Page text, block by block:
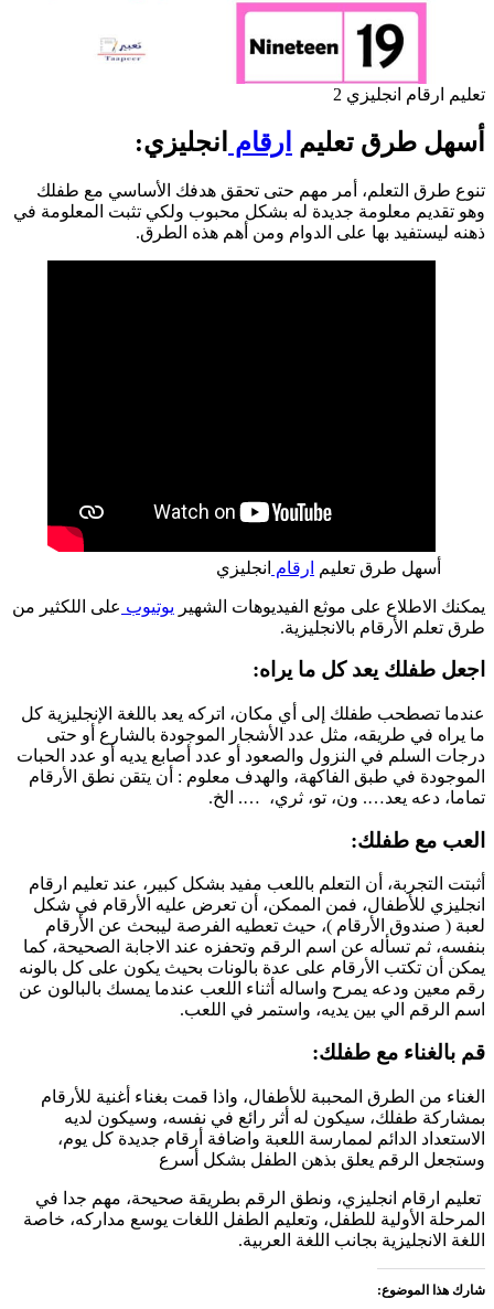
تعليم ارقام انجليزي 2
أسهل طرق تعليم ارقام انجليزي:
تنوع طرق التعلم، أمر مهم حتى تحقق هدفك الأساسي مع طفلك
وهو تقديم معلومة جديدة له بشكل محبوب ولكي تثبت المعلومة في
ذهنه ليستفيد بها على الدوام ومن أهم هذه الطرق.
أسهل طرق تعليم ارقام انجليزي
يمكنك الاطلاع على موثع الفيديوهات الشهير يوتيوب على اللكثير من
طرق تعلم الأرقام بالانجليزية.
اجعل طفلك يعد كل ما يراه:
عندما تصطحب طفلك إلى أي مكان، اتركه يعد باللغة الإنجليزية كل
ما يراه في طريقه، مثل عدد الأشجار الموجودة بالشارع أو حتى
درجات السلم في النزول والصعود أو عدد أصابع يديه أو عدد الحبات
الموجودة في طبق الفاكهة، والهدف معلوم : أن يتقن نطق الأرقام
تماما، دعه يعد…. ون، تو، ثري، …. الخ.
العب مع طفلك:
أثبتت التجربة، أن التعلم باللعب مفيد بشكل كبير، عند تعليم ارقام
انجليزي للأطفال، فمن الممكن، أن تعرض عليه الأرقام في شكل
لعبة ( صندوق الأرقام )، حيث تعطيه الفرصة ليبحث عن الأرقام
بنفسه، ثم تسأله عن اسم الرقم وتحفزه عند الاجابة الصحيحة، كما
يمكن أن تكتب الأرقام على عدة بالونات بحيث يكون على كل بالونه
رقم معين ودعه يمرح واساله أثناء اللعب عندما يمسك بالبالون عن
اسم الرقم الي بين يديه، واستمر في اللعب.
قم بالغناء مع طفلك:
الغناء من الطرق المحببة للأطفال، واذا قمت بغناء أغنية للأرقام
بمشاركة طفلك، سيكون له أثر رائع في نفسه، وسيكون لديه
الاستعداد الدائم لممارسة اللعبة واضافة أرقام جديدة كل يوم،
وستجعل الرقم يعلق بذهن الطفل بشكل أسرع
تعليم ارقام انجليزي، ونطق الرقم بطريقة صحيحة، مهم جدا في
المرحلة الأولية للطفل، وتعليم الطفل اللغات يوسع مداركه، خاصة
اللغة الانجليزية بجانب اللغة العربية.
شارك هذا الموضوع: